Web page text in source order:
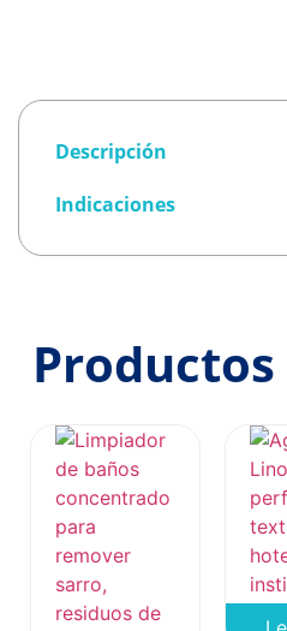
Descripción
Indicaciones